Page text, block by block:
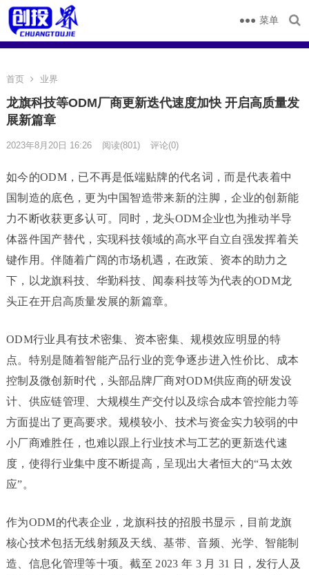
菜单
首页 业界
龙旗科技等ODM厂商更新迭代速度加快 开启高质量发
展新篇章
2023年8月20日 16:26 阅读(801) 评论(0)
如今的ODM，已不再是低端贴牌的代名词，而是代表着中
国制造的底色，更为中国智造带来新的注脚，企业的创新能
力不断收获更多认可。同时，龙头ODM企业也为推动半导
体器件国产替代，实现科技领域的高水平自立自强发挥着关
键作用。伴随着广阔的市场机遇，在政策、资本的助力之
下，以龙旗科技、华勤科技、闻泰科技等为代表的ODM龙
头正在开启高质量发展的新篇章。
ODM行业具有技术密集、资本密集、规模效应明显的特
点。特别是随着智能产品行业的竞争逐步进入性价比、成本
控制及微创新时代，头部品牌厂商对ODM供应商的研发设
计、供应链管理、大规模生产交付以及综合成本管控能力等
方面提出了更高要求。规模较小、技术与资金实力较弱的中
小厂商难胜任，也难以跟上行业技术与工艺的更新迭代速
度，使得行业集中度不断提高，呈现出大者恒大的“马太效
应”。
作为ODM的代表企业，龙旗科技的招股书显示，目前龙旗
核心技术包括无线射频及天线、基带、音频、光学、智能制
造、信息化管理等十项。截至 2023 年 3 月 31 日，发行人及